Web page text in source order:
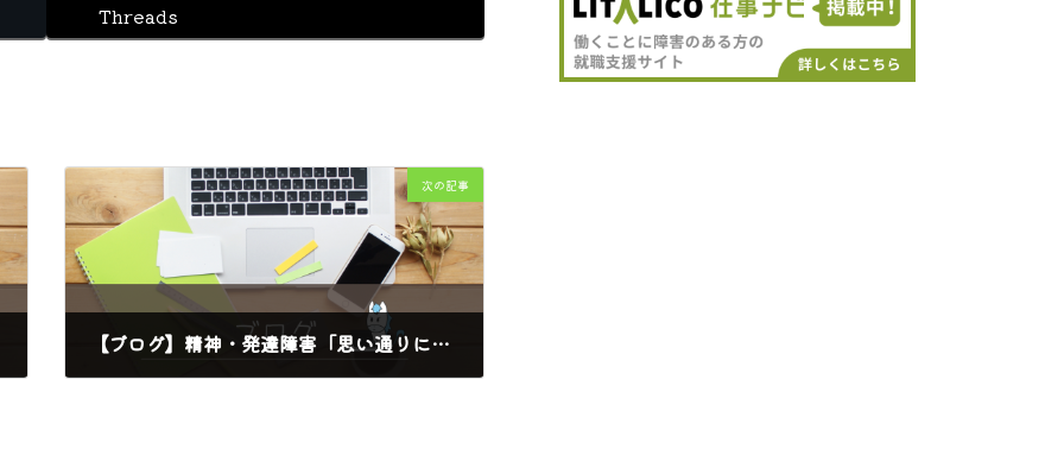
Threads
次の記事
【ブログ】精神・発達障害「思い通りにならないとメンタルが崩れる」
2024年9月26日